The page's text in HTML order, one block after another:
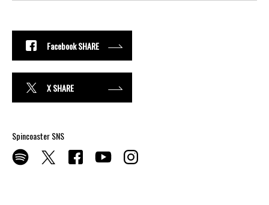
Facebook SHARE
X SHARE
Spincoaster SNS